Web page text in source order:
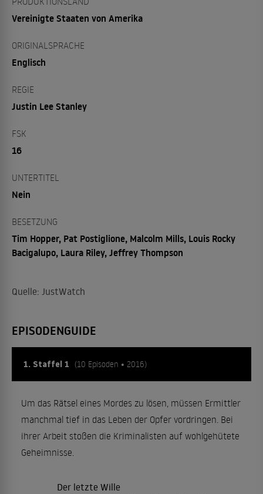
Vereinigte Staaten von Amerika
ORIGINALSPRACHE
Englisch
REGIE
Justin Lee Stanley
FSK
16
UNTERTITEL
Nein
BESETZUNG
Tim Hopper, Pat Postiglione, Malcolm Mills, Louis Rocky
Bacigalupo, Laura Riley, Jeffrey Thompson
Quelle: JustWatch
EPISODENGUIDE
1. Staffel 1 (10 Episoden • 2016)
Um das Rätsel eines Mordes zu lösen, müssen Ermittler
manchmal tief in das Leben der Opfer vordringen. Bei
ihrer Arbeit stoßen die Kriminalisten auf wohlgehütete
Geheimnisse.
Der letzte Wille